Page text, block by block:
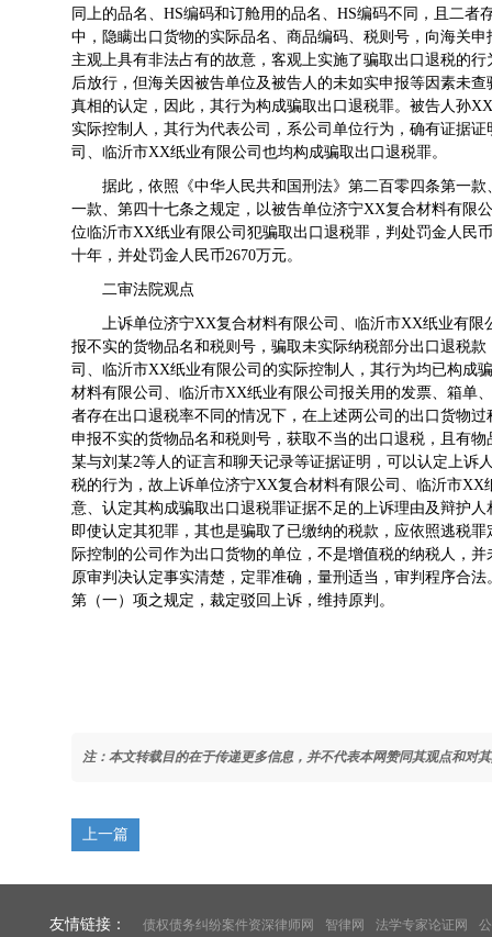
同上的品名、HS编码和订舱用的品名、HS编码不同，且二
中，隐瞒出口货物的实际品名、商品编码、税则号，向海关
主观上具有非法占有的故意，客观上实施了骗取出口退税的
后放行，但海关因被告单位及被告人的未如实申报等因素未
真相的认定，因此，其行为构成骗取出口退税罪。被告人孙
实际控制人，其行为代表公司，系公司单位行为，确有证据
司、临沂市XX纸业有限公司也均构成骗取出口退税罪。
据此，依照《中华人民共和国刑法》第二百零四条第一
一款、第四十七条之规定，以被告单位济宁XX复合材料有限
位临沂市XX纸业有限公司犯骗取出口退税罪，判处罚金人民
十年，并处罚金人民币2670万元。
二审法院观点
上诉单位济宁XX复合材料有限公司、临沂市XX纸业有
报不实的货物品名和税则号，骗取未实际纳税部分出口退税
司、临沂市XX纸业有限公司的实际控制人，其行为均已构成
材料有限公司、临沂市XX纸业有限公司报关用的发票、箱单
者存在出口退税率不同的情况下，在上述两公司的出口货物
申报不实的货物品名和税则号，获取不当的出口退税，且有
某与刘某2等人的证言和聊天记录等证据证明，可以认定上
税的行为，故上诉单位济宁XX复合材料有限公司、临沂市
意、认定其构成骗取出口退税罪证据不足的上诉理由及辩护
即使认定其犯罪，其也是骗取了已缴纳的税款，应依照逃税
际控制的公司作为出口货物的单位，不是增值税的纳税人，
原审判决认定事实清楚，定罪准确，量刑适当，审判程序合
第（一）项之规定，裁定驳回上诉，维持原判。
注：本文转载目的在于传递更多信息，并不代表本网赞同其观点和对
上一篇
友情链接： 债权债务纠纷案件资深律师网 智律网 法学专家论证网